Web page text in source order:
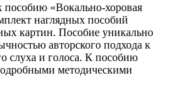
пособию «Вокально-хоровая
наглядных пособий
картин. Пособие уникально
авторского подхода к
слуха и голоса. К пособию
методическими